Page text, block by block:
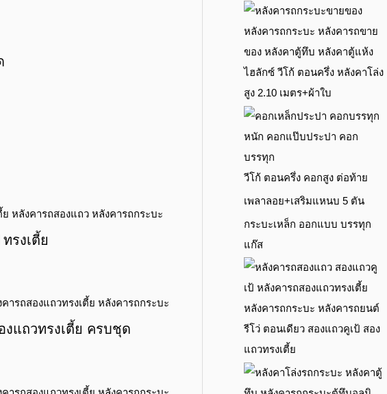
รงเตี้ย
งแถวทรงเตี้ย ครบชุด
ไฮลักซ์ วีโก้ ตอนครึ่ง หลังคาโล่ง
สูง 2.10 เมตร+ผ้าใบ
วีโก้ ตอนครึ่ง คอกสูง ต่อท้าย
เพลาลอย+เสริมแหนบ 5 ตัน
กระบะเหล็ก ออกแบบ บรรทุก
แก๊ส
รีโว่ ตอนเดียว สองแถวคูเป้ สอง
แถวทรงเตี้ย